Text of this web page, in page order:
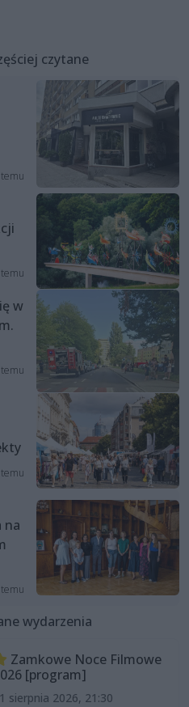
czytane
w
na
wydarzenia
Zamkowe Noce Filmowe
[program]
sierpnia 2026, 21:30